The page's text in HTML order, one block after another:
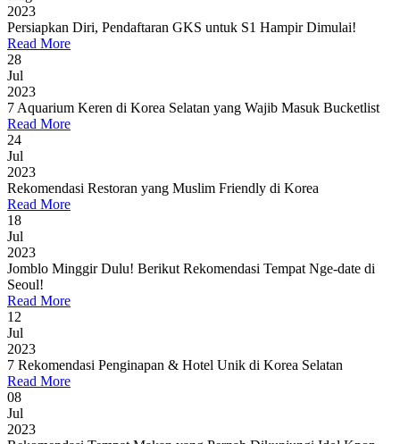
2023
Persiapkan Diri, Pendaftaran GKS untuk S1 Hampir Dimulai!
Read More
28
Jul
2023
7 Aquarium Keren di Korea Selatan yang Wajib Masuk Bucketlist
Read More
24
Jul
2023
Rekomendasi Restoran yang Muslim Friendly di Korea
Read More
18
Jul
2023
Jomblo Minggir Dulu! Berikut Rekomendasi Tempat Nge-date di
Seoul!
Read More
12
Jul
2023
7 Rekomendasi Penginapan & Hotel Unik di Korea Selatan
Read More
08
Jul
2023